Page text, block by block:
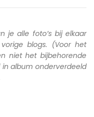
je alle foto’s bij elkaar
blogs. (Voor het
niet het bijbehorende
album onderverdeeld